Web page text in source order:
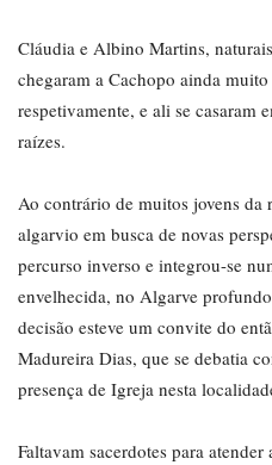
Cláudia e Albino Martins,
chegaram a Cachopo ainda
respetivamente, e ali se casaram
raízes.
Ao contrário de muitos jovens
algarvio em busca de novas
percurso inverso e integrou-se
envelhecida, no Algarve
decisão esteve um convite do
Madureira Dias, que se debatia
presença de Igreja nesta
Faltavam sacerdotes para